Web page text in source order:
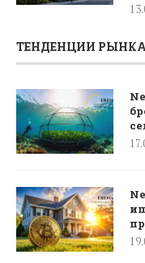
ТЕНДЕНЦИИ РЫНКА